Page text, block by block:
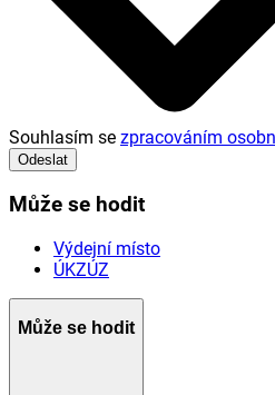
Souhlasím se zpracováním
Odeslat
Může se hodit
Výdejní místo
ÚKZÚZ
Může se hodit